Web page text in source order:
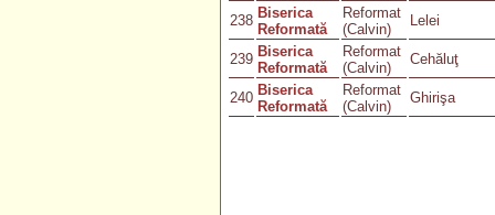
238 Biserica
Reformată
Reformat
(Calvin)
Lelei
239 Biserica
Reformată
Reformat
(Calvin)
Cehăluţ
240 Biserica
Reformată
Reformat
(Calvin)
Ghirişa